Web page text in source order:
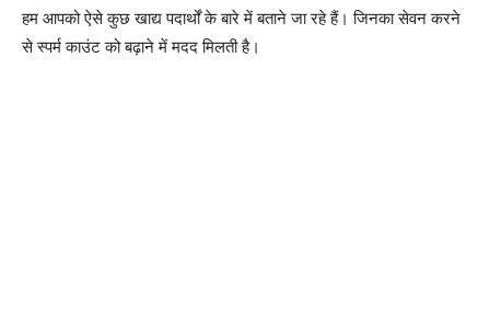
हम आपको ऐसे कुछ खाद्य पदार्थों के बारे में बताने जा रहे हैं। जिनका सेवन करने
से स्पर्म काउंट को बढ़ाने में मदद मिलती है।